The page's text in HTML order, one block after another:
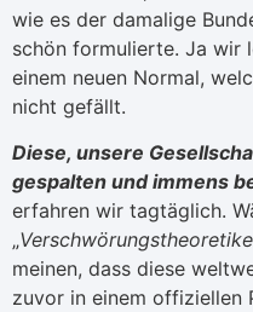
wie es der damalige
schön formulierte. Ja wir
einem neuen Normal,
nicht gefällt.
Diese, unsere
gespalten und immens
erfahren wir tagtäglich.
„
meinen, dass diese
zuvor in einem offiziellen